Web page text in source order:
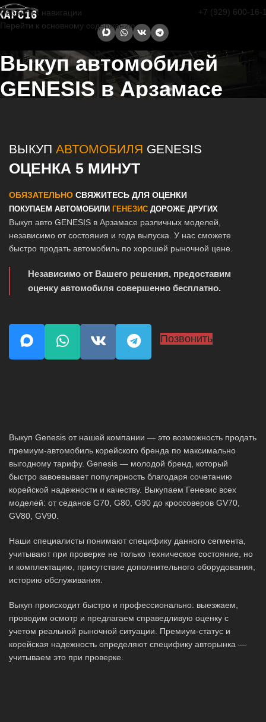
Перейти к навигации
Перейти к основному содержанию
+7 (929) 600-16-
Выкуп автомобилей
GENESIS в Арзамасе
ВЫКУП АВТОМОБИЛЯ GENESIS
ОЦЕНКА 5 МИНУТ
ОБЯЗАТЕЛЬНО СВЯЖИТЕСЬ ДЛЯ ОЦЕНКИ
ПОКУПАЕМ АВТОМОБИЛИ ГЕНЕЗИС ДОРОЖЕ ДРУГИХ
Выкуп авто GENESIS в Арзамасе различных моделей,
независимо от состояния и года выпуска. У нас сможете
быстро продать автомобиль по хорошей рыночной цене.
Независимо от Вашего решения, предоставим
оценку автомобиля совершенно бесплатно.
Позвонить
Выкуп Genesis от нашей компании — это возможность продать
премиум-автомобиль корейского бренда по максимально
выгодному тарифу. Genesis — молодой бренд, который
быстро завоевывает популярность благодаря сочетанию
корейской надежности и качеству. Выкупаем Генезис всех
моделей: от седанов G70, G80, G90 до кроссоверов GV70,
GV80, GV90.
Наши специалисты понимают специфику данного сегмента,
учитывают при проверке не только техническое состояние, но
и комплектацию, присутствие дополнительного оборудования,
историю обслуживания.
Выкуп происходит быстро и профессионально: выезжаем,
проводим осмотр и предлагаем справедливую оценку с
учетом реальной рыночной ситуации. Премиум-статус и
корейская надежность определяют специфику авторынка —
учитываем это при проверке.